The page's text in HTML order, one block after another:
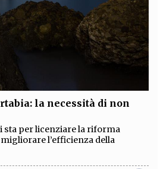
la necessità di non
per licenziare la riforma
l’efficienza della